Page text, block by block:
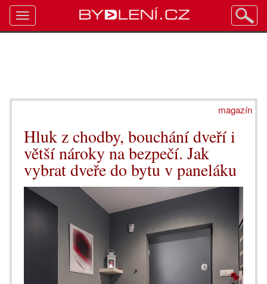
magazín
Hluk z chodby, bouchání dveří i
větší nároky na bezpečí. Jak
vybrat dveře do bytu v paneláku
Toggle
navigation